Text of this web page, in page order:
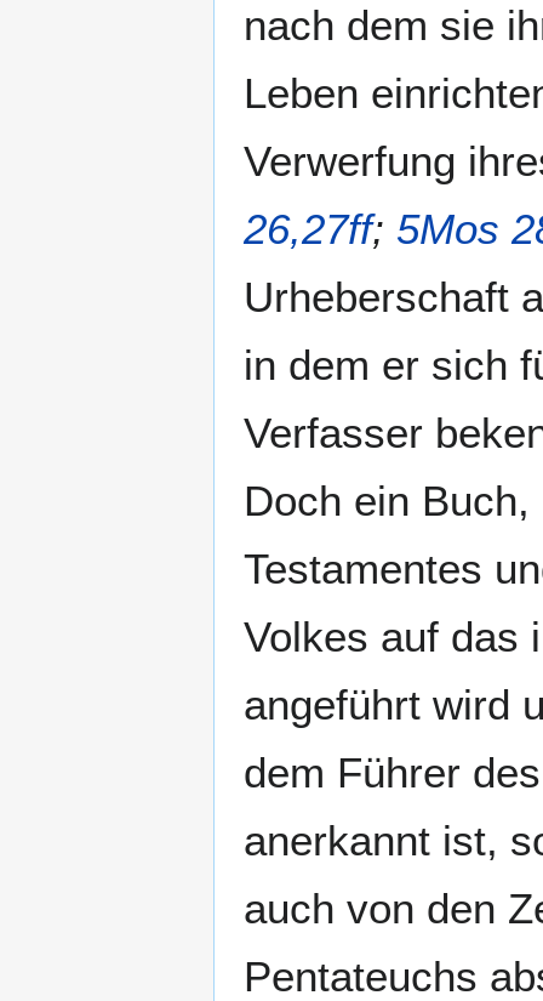
nach dem sie
Leben
Verwerfung
26,27ff; 5Mos
Urheberschaft
in dem er sich
Verfasser
Doch ein
Testamentes
Volkes auf das
angeführt wird
dem Führer
anerkannt ist,
auch von den
Pentateuchs